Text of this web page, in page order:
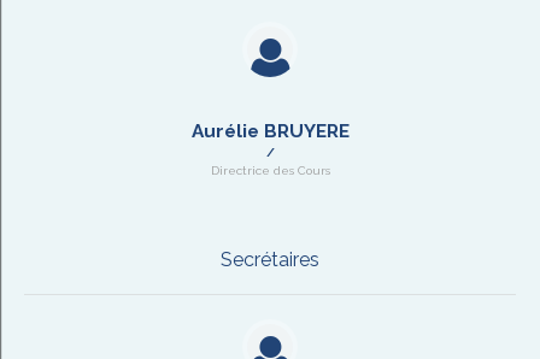
Aurélie BRUYERE
Directrice des Cours
Secrétaires